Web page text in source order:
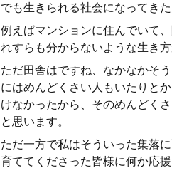
でも生きられる社会になってき
例えばマンションに住んでいて
れすらも分からないような生き
ただ田舎はですね、なかなかそ
にはめんどくさい人もいたりと
けなかったから、そのめんどく
と思います。
ただ一方で私はそういった集落
育ててくださった皆様に何か応